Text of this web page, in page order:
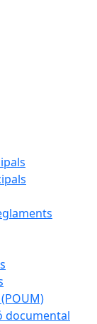
documental